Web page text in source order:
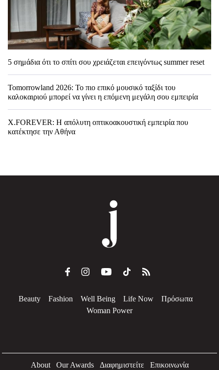
5 σημάδια ότι το σπίτι σου χρειάζεται επειγόντως summer reset
Tomorrowland 2026: Το πιο επικό μουσικό ταξίδι του
καλοκαιριού μπορεί να γίνει η επόμενη μεγάλη σου εμπειρία
X.FOREVER: Η απόλυτη οπτικοακουστική εμπειρία που
κατέκτησε την Αθήνα
Beauty Fashion Well Being Life Now
Πρόσωπα
Woman Power
About Our Awards Διαφημιστείτε
Επικοινωνία